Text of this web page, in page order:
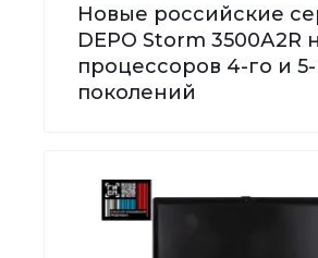
Новые российские
DEPO Storm 3500А2R
процессоров 4-го и 5-
поколений